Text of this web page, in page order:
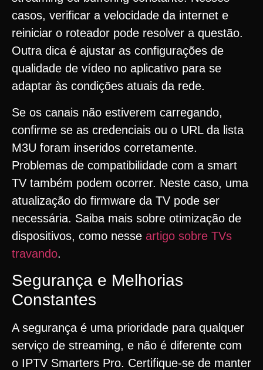
casos, verificar a velocidade da internet e
reiniciar o roteador pode resolver a questão.
Outra dica é ajustar as configurações de
qualidade de vídeo no aplicativo para se
adaptar às condições atuais da rede.
Se os canais não estiverem carregando,
confirme se as credenciais ou o URL da lista
M3U foram inseridos corretamente.
Problemas de compatibilidade com a smart
TV também podem ocorrer. Neste caso, uma
atualização do firmware da TV pode ser
necessária. Saiba mais sobre otimização de
dispositivos, como nesse artigo sobre TVs
travando.
Segurança e Melhorias
Constantes
A segurança é uma prioridade para qualquer
serviço de streaming, e não é diferente com
o IPTV Smarters Pro. Certifique-se de manter